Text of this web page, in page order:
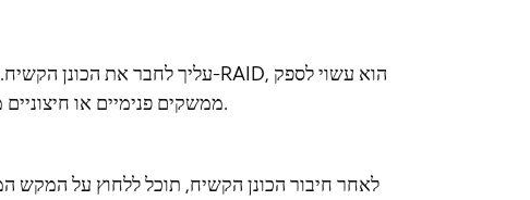
ממשקים פנימיים או חיצוניים מרובים שבהם תוכל להשתמש כדי לחבר את הכוננים הקשיחים.
לאחר חיבור הכונן הקשיח, תוכל ללחוץ על